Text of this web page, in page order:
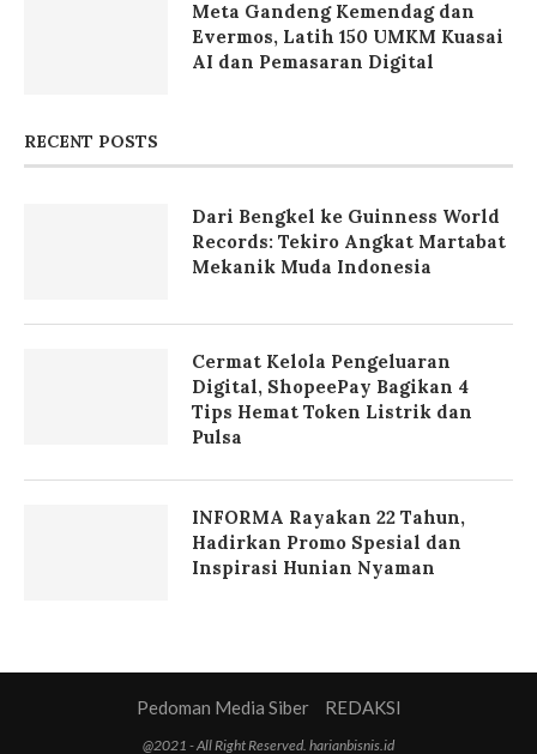
Meta Gandeng Kemendag dan
Evermos, Latih 150 UMKM Kuasai
AI dan Pemasaran Digital
RECENT POSTS
Dari Bengkel ke Guinness World
Records: Tekiro Angkat Martabat
Mekanik Muda Indonesia
Cermat Kelola Pengeluaran
Digital, ShopeePay Bagikan 4
Tips Hemat Token Listrik dan
Pulsa
INFORMA Rayakan 22 Tahun,
Hadirkan Promo Spesial dan
Inspirasi Hunian Nyaman
Pedoman Media Siber REDAKSI
@2021 - All Right Reserved. harianbisnis.id